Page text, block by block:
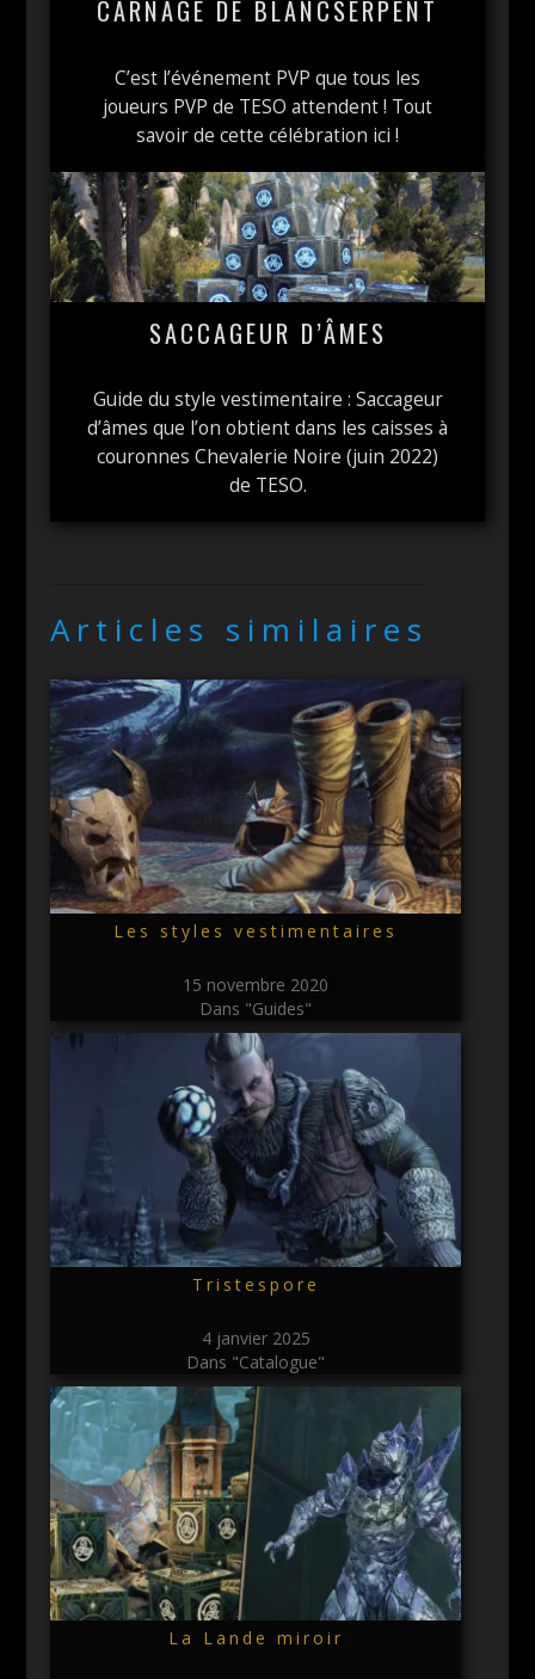
CARNAGE DE BLANCSERPENT
C’est l’événement PVP que tous les
joueurs PVP de TESO attendent ! Tout
savoir de cette célébration ici !
SACCAGEUR D’ÂMES
Guide du style vestimentaire : Saccageur
d’âmes que l’on obtient dans les caisses à
couronnes Chevalerie Noire (juin 2022)
de TESO.
Articles similaires
Les styles vestimentaires
15 novembre 2020
Dans "Guides"
Tristespore
4 janvier 2025
Dans "Catalogue"
La Lande miroir